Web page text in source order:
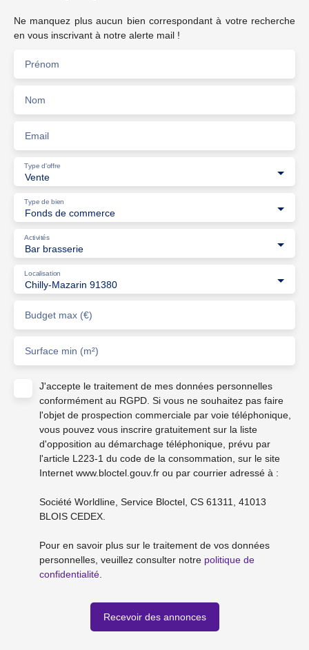
Ne manquez plus aucun bien correspondant à votre recherche
en vous inscrivant à notre alerte mail !
Prénom
Nom
Email
Vente
Type d'offre
Fonds de commerce
Type de bien
Bar brasserie
Activités
Chilly-Mazarin 91380
Localisation
Budget max (€)
Surface min (m²)
J'accepte le traitement de mes données personnelles
conformément au RGPD. Si vous ne souhaitez pas faire
l'objet de prospection commerciale par voie téléphonique,
vous pouvez vous inscrire gratuitement sur la liste
d'opposition au démarchage téléphonique, prévu par
l'article L223-1 du code de la consommation, sur le site
Internet www.bloctel.gouv.fr ou par courrier adressé à :
Société Worldline, Service Bloctel, CS 61311, 41013
BLOIS CEDEX.
Pour en savoir plus sur le traitement de vos données
personnelles, veuillez consulter notre politique de
confidentialité
Recevoir des annonces